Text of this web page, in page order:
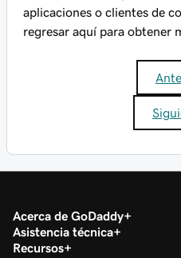
aplicaciones o clientes de
regresar aquí para obtener
Acerca de GoDaddy
Asistencia técnica
Recursos